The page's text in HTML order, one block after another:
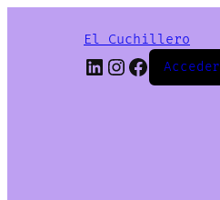
El Cuchillero
LinkedIn
Instagram
Facebook
Acceder